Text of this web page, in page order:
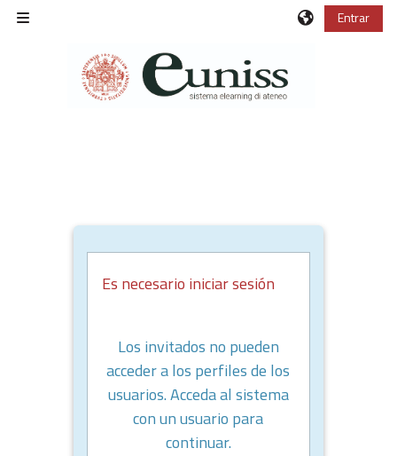
Salta al contenido principal
Entrar
Es necesario iniciar sesión
Los invitados no pueden
acceder a los perfiles de los
usuarios. Acceda al sistema
con un usuario para
continuar.